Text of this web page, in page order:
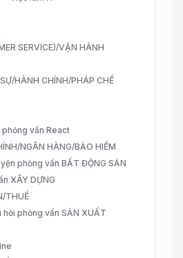
SERVICE)/VẬN HÀNH
HÀNH CHÍNH/PHÁP CHẾ
phỏng vấn React
NGÂN HÀNG/BẢO HIỂM
phỏng vấn BẤT ĐỘNG SẢN
XÂY DỰNG
THUẾ
hỏi phỏng vấn SẢN XUẤT